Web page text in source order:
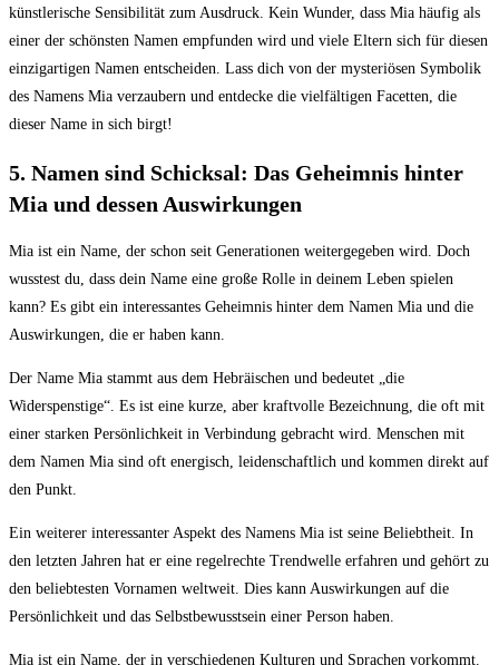
künstlerische Sensibilität zum ​Ausdruck. Kein ​Wunder, dass Mia häufig als‌
einer der schönsten Namen‍ empfunden⁢ wird und viele Eltern⁤ sich⁣ für diesen
einzigartigen Namen entscheiden. Lass dich von ⁢der‍ mysteriösen Symbolik
des Namens Mia verzaubern und entdecke die vielfältigen Facetten, die
dieser‌ Name in sich birgt!
5. Namen sind Schicksal: Das Geheimnis hinter
Mia ‌und dessen Auswirkungen
Mia ist⁢ ein Name,‍ der schon seit​ Generationen weitergegeben wird.‌ Doch
wusstest du, dass dein Name eine große Rolle in ‌deinem Leben ⁣spielen
kann?‍ Es ⁣gibt ein⁢ interessantes Geheimnis hinter ⁢dem Namen ⁢Mia und die
Auswirkungen, die er⁤ haben ⁤kann.
Der Name Mia ⁤stammt⁢ aus dem Hebräischen und bedeutet „die⁤
Widerspenstige“. Es ‌ist eine kurze, aber kraftvolle Bezeichnung, die oft⁤ mit⁣
einer⁣ starken‌ Persönlichkeit ⁢in Verbindung gebracht wird. Menschen ‌mit
dem‍ Namen Mia sind⁤ oft energisch,⁣ leidenschaftlich und kommen direkt auf
den Punkt.
Ein weiterer interessanter Aspekt des Namens⁤ Mia ist seine Beliebtheit. In
den letzten Jahren hat ‌er eine regelrechte Trendwelle erfahren und gehört zu
⁤den beliebtesten Vornamen weltweit. Dies kann⁢ Auswirkungen auf die
Persönlichkeit und das Selbstbewusstsein einer Person ‌haben.
Mia ist ⁢ein Name,‌ der in verschiedenen Kulturen und Sprachen vorkommt.‍